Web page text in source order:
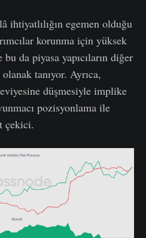
ihtiyatlılığın egemen olduğu
korunma için yüksek
da piyasa yapıcıların diğer
tanıyor. Ayrıca,
düşmesiyle implike
pozisyonlama ile
çekici.